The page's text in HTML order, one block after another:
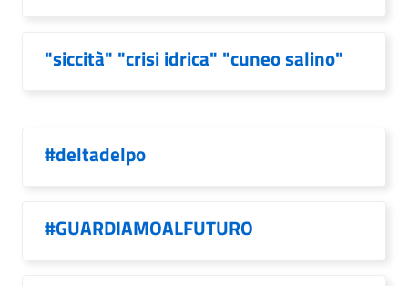
"siccità" "crisi idrica" "cuneo salino"
#deltadelpo
#GUARDIAMOALFUTURO